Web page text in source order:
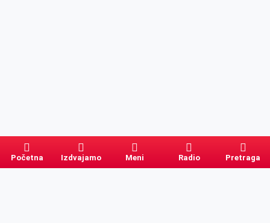
Početna Izdvajamo Meni Radio Pretraga